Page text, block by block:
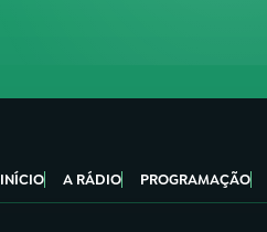
INÍCIO A RÁDIO PROGRAMAÇÃO